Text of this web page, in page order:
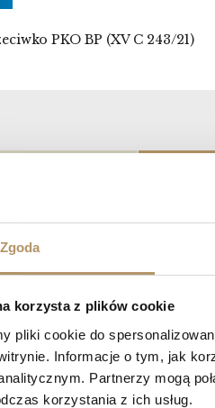
Zgoda
korzysta z plików cookie
pliki cookie do
Informacje o tym, jak
Partnerzy mogą
korzystania z ich usług.
PKO BP (XV C 243/21)